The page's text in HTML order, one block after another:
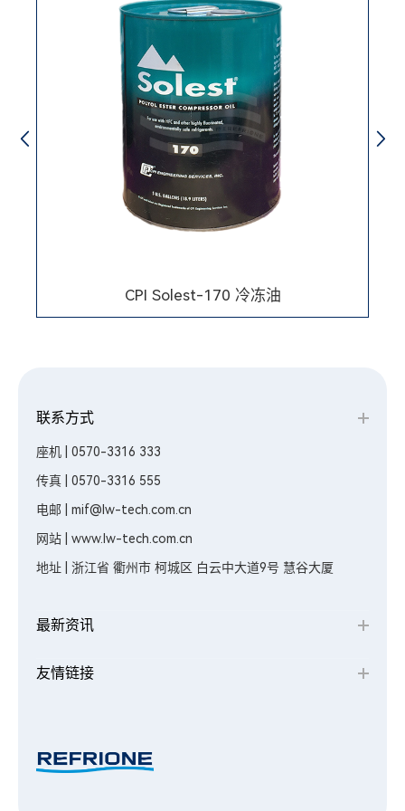
CPI Solest-170 冷冻油
联系方式
座机 | 0570-3316 333
传真 | 0570-3316 555
电邮 | mif@lw-tech.com.cn
网站 | www.lw-tech.com.cn
地址 | 浙江省 衢州市 柯城区 白云中大道9号 慧谷大厦
最新资讯
友情链接